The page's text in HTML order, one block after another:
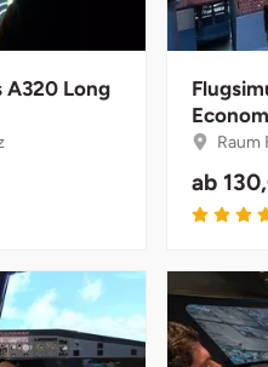
A320 Long
Raum
ab